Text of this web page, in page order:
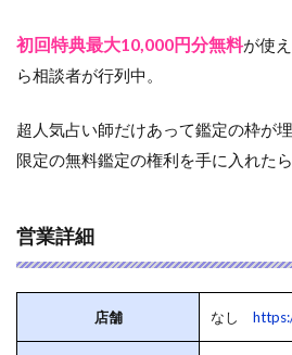
初回特典最大10,000円分無料が使
ら相談者が行列中。
超人気占い師だけあって鑑定の枠が
限定の無料鑑定の権利を手に入れた
営業詳細
店舗 なし